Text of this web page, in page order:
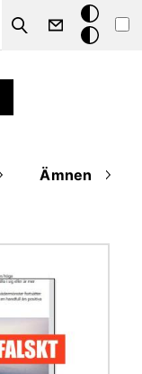
Search
Mörkt
läge
Ämnen